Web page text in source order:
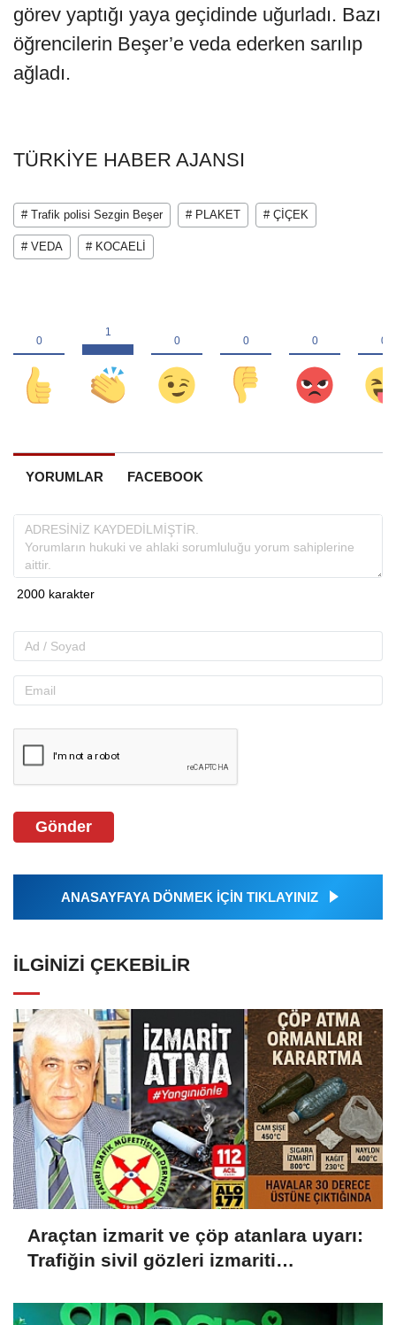
görev yaptığı yaya geçidinde uğurladı. Bazı
öğrencilerin Beşer’e veda ederken sarılıp
ağladı.
TÜRKİYE HABER AJANSI
# Trafik polisi Sezgin Beşer # PLAKET # ÇİÇEK
# VEDA # KOCAELİ
YORUMLAR FACEBOOK
Gönder
ANASAYFAYA DÖNMEK İÇİN TIKLAYINIZ
İLGINIZI ÇEKEBILIR
Araçtan izmarit ve çöp atanlara uyarı:
Trafiğin sivil gözleri izmariti